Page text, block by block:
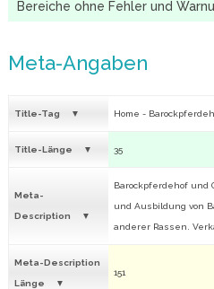
Bereiche ohne Fehler und
Meta-Angaben
Title-Tag Home -
Title-Länge 35
Meta-
Description
Barockpferdehof und
und Ausbildung von
anderer Rassen.
Meta-Description
Länge
151